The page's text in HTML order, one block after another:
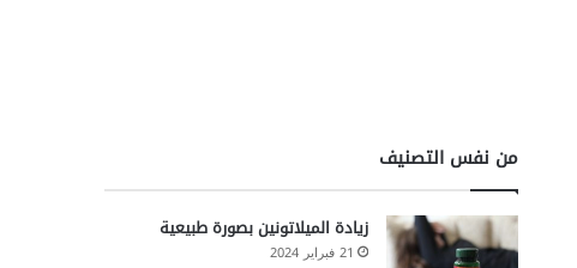
من نفس التصنيف
زيادة الميلاتونين بصورة طبيعية
21 فبراير 2024